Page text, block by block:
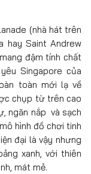
(nhà hát trên
hay Saint Andrew
đậm tính chất
Singapore của
toàn mới lạ về
chụp từ trên cao
ngăn nắp và sạch
hình đồ chơi tinh
đại là vậy nhưng
xanh, với thiên
mát mẻ.